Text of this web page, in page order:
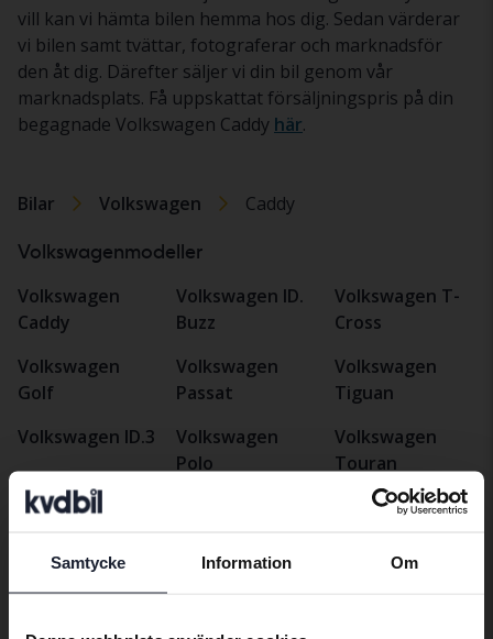
Samtycke Information Om
vill kan vi hämta bilen hemma hos dig. Sedan värderar
vi bilen samt tvättar, fotograferar och marknadsför
den åt dig. Därefter säljer vi din bil genom vår
marknadsplats. Få uppskattat försäljningspris på din
begagnade Volkswagen Caddy här.
Bilar Volkswagen Caddy
Volkswagenmodeller
Volkswagen
Caddy
Volkswagen
Golf
Volkswagen ID.3
Volkswagen ID.4
Volkswagen ID.
Buzz
Volkswagen
Passat
Volkswagen
Polo
Volkswagen T-
Cross
Volkswagen
Tiguan
Volkswagen
Touran
Volkswagen T-
Preferred language
We have detected that your browser